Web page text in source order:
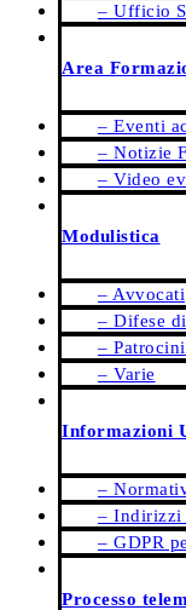
– Ufficio
Area
– Eventi
– Notizie
– Video
Modulistica
– Avvocati
– Difese
–
– Varie
Informazioni
–
– Indirizzi
– GDPR
Processo